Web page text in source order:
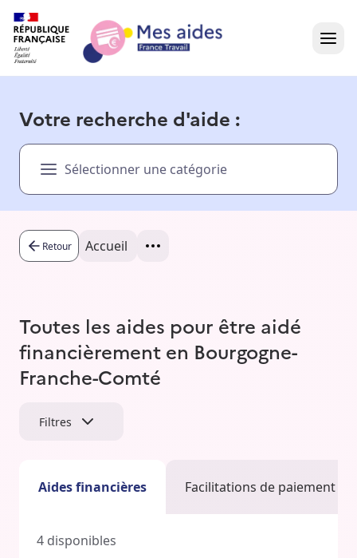
Présentation vidéo
Besoin d'aide ?
Votre recherche d'aide :
Sélectionner une catégorie
Retour Accueil
Toutes les aides pour être aidé
financièrement en Bourgogne-
Franche-Comté
Filtres
Aides financières Facilitations de paiement
4 disponibles